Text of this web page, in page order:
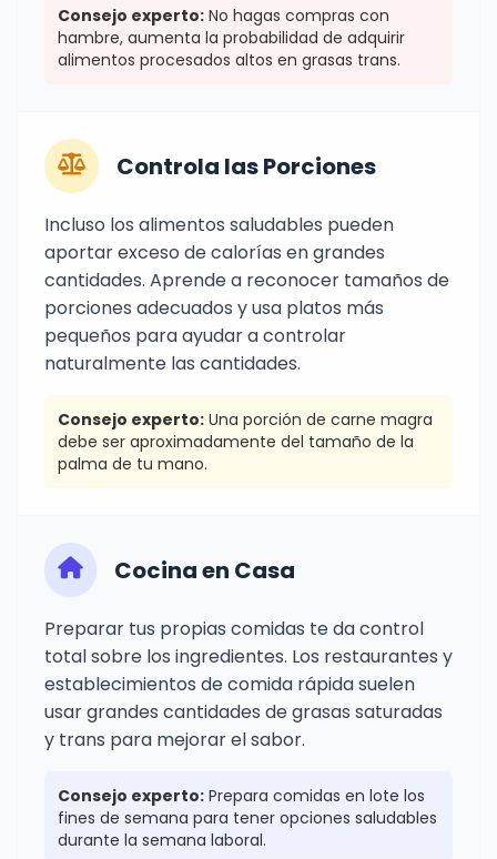
Consejo experto: No hagas compras con
hambre, aumenta la probabilidad de adquirir
alimentos procesados altos en grasas trans.
Controla las Porciones
Incluso los alimentos saludables pueden
aportar exceso de calorías en grandes
cantidades. Aprende a reconocer tamaños de
porciones adecuados y usa platos más
pequeños para ayudar a controlar
naturalmente las cantidades.
Consejo experto: Una porción de carne magra
debe ser aproximadamente del tamaño de la
palma de tu mano.
Cocina en Casa
Preparar tus propias comidas te da control
total sobre los ingredientes. Los restaurantes y
establecimientos de comida rápida suelen
usar grandes cantidades de grasas saturadas
y trans para mejorar el sabor.
Consejo experto: Prepara comidas en lote los
fines de semana para tener opciones saludables
durante la semana laboral.